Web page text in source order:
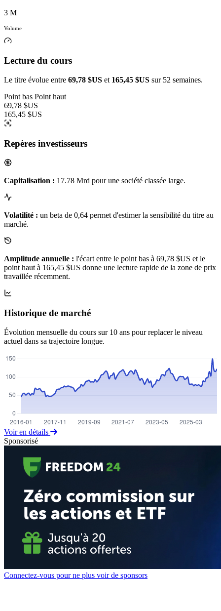
3 M
Volume
Lecture du cours
Le titre évolue entre 69,78 $US et 165,45 $US sur 52 semaines.
Point bas Point haut
69,78 $US
165,45 $US
Repères investisseurs
Capitalisation : 17.78 Mrd pour une société classée large.
Volatilité : un beta de 0,64 permet d'estimer la sensibilité du titre au
marché.
Amplitude annuelle : l'écart entre le point bas à 69,78 $US et le
point haut à 165,45 $US donne une lecture rapide de la zone de prix
travaillée récemment.
Historique de marché
Évolution mensuelle du cours sur 10 ans pour replacer le niveau
actuel dans sa trajectoire longue.
Voir en détails
Sponsorisé
Connectez-vous pour ne plus voir de sponsors